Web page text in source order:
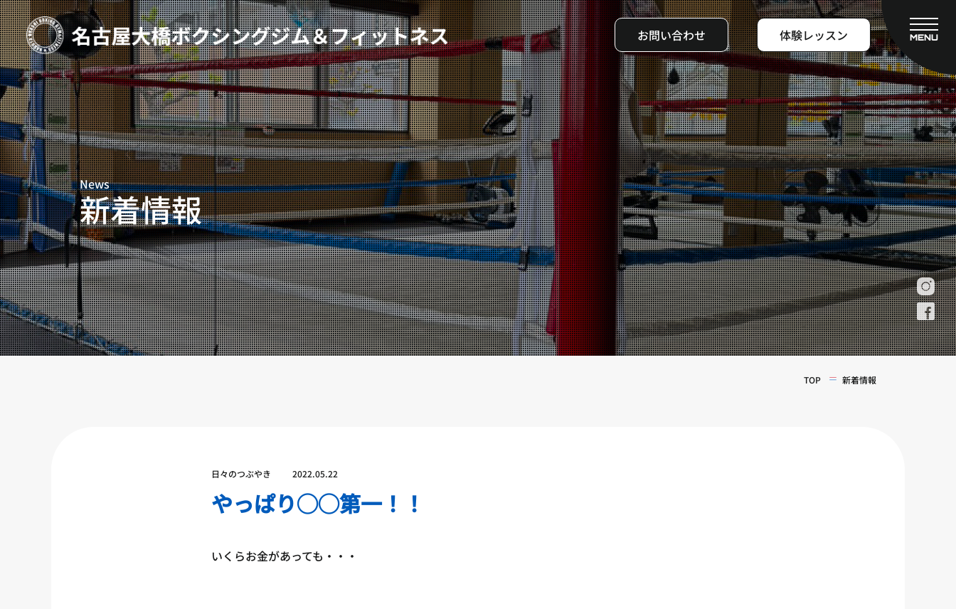
お問い合わせ 体験レッスン
MENU
TOP
新着情報
ご予約
プライベートコース予約
レンタルスタジオ予約
名古屋大橋ボクシングジムについて
大橋弘政プロフィール
スタッフ紹介
料金案内
設備紹介
アクセス
実戦コース
料金システム
選手紹介
よくある質問
フィットネスコース
料金システム
ビフォーアフター
よくある質問
News
新着情報
TOP 新着情報
日々のつぶやき 2022.05.22
やっぱり◯◯第一！！
いくらお金があっても・・・